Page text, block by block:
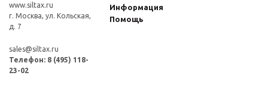
www.siltax.ru
г. Москва, ул. Кольская,
д. 7
sales@siltax.ru
Телефон: 8 (495) 118-
23-02
Информация
Помощь